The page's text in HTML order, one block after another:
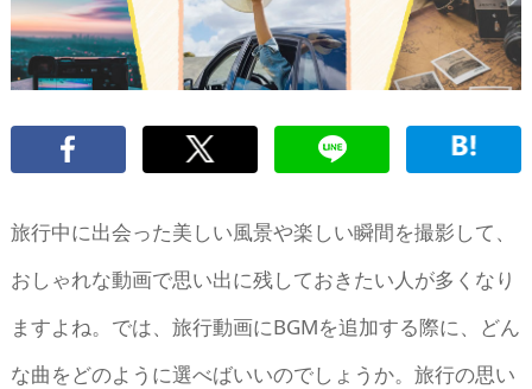
旅行中に出会った美しい風景や楽しい瞬間を撮影して、
おしゃれな動画で思い出に残しておきたい人が多くなり
ますよね。では、旅行動画にBGMを追加する際に、どん
な曲をどのように選べばいいのでしょうか。旅行の思い